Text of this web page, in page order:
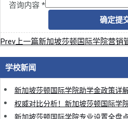
咨询内容 *
确定提
Prev上一篇新加坡莎顿国际学院营销
学校新闻
新加坡莎顿国际学院助学金政策详